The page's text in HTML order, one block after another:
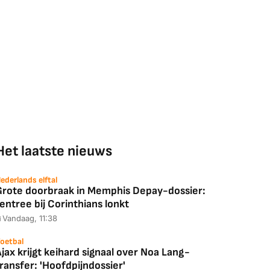
laatste nieuws
elftal
doorbraak in Memphis Depay-dossier:
bij Corinthians lonkt
Vandaag, 11:38
krijgt keihard signaal over Noa Lang-
'Hoofdpijndossier'